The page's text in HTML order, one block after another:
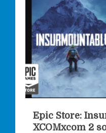
Epic Store:
XCOMxcom 2